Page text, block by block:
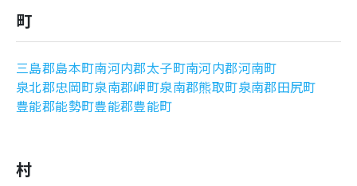
町
三島郡島本町南河内郡太子町南河内郡河南町
泉北郡忠岡町泉南郡岬町泉南郡熊取町泉南郡田尻町
豊能郡能勢町豊能郡豊能町
村